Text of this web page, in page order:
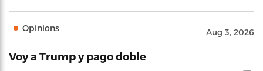
Opinions Aug 3, 2026
Voy a Trump y pago doble